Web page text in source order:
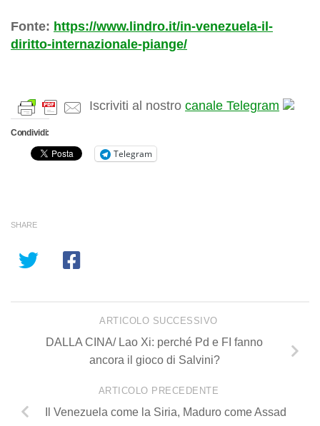
Fonte: https://www.lindro.it/in-venezuela-il-
diritto-internazionale-piange/
Iscriviti al nostro canale Telegram
Condividi:
Telegram
SHARE
ARTICOLO SUCCESSIVO
DALLA CINA/ Lao Xi: perché Pd e FI fanno
ancora il gioco di Salvini?
ARTICOLO PRECEDENTE
Il Venezuela come la Siria, Maduro come Assad